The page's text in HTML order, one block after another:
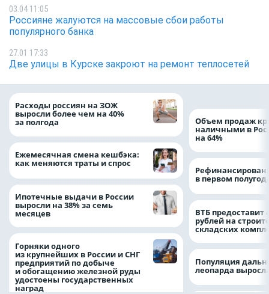
03.04 11:05
Россияне жалуются на массовые сбои работы
популярного банка
27.01 17:33
Две улицы в Курске закроют на ремонт теплосетей
Расходы россиян на ЗОЖ
выросли более чем на 40%
за полгода
Ежемесячная смена кешбэка:
как меняются траты и спрос
Ипотечные выдачи в России
выросли на 38% за семь
месяцев
Горняки одного
из крупнейших в России и СНГ
предприятий по добыче
и обогащению железной руды
удостоены государственных
наград
Объем продаж
наличными в
на 64%
в первом
ВТБ предоставит
рублей на
складских
Популяция
леопарда